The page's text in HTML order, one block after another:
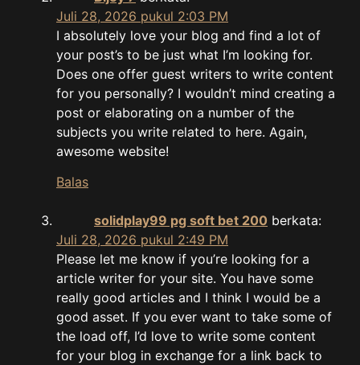
Juli 28, 2026 pukul 2:03 PM
I absolutely love your blog and find a lot of
your post’s to be just what I’m looking for.
Does one offer guest writers to write content
for you personally? I wouldn’t mind creating a
post or elaborating on a number of the
subjects you write related to here. Again,
awesome website!
Balas
solidplay99 pg soft bet 200 berkata:
Juli 28, 2026 pukul 2:49 PM
Please let me know if you’re looking for a
article writer for your site. You have some
really good articles and I think I would be a
good asset. If you ever want to take some of
the load off, I’d love to write some content
for your blog in exchange for a link back to